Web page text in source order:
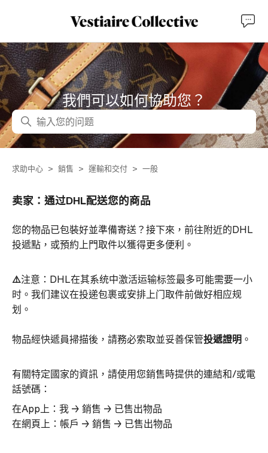
我們可以如何協助您？
搜尋
求助中心 銷售 運輸和交付 一般
卖家：通过DHL配送您的商品
您的物品已包裝好並準備寄送？接下來，前往附近的DHL
投遞點，或預約上門取件以獲得更多便利。
⚠️注意：DHL在其系统中激活运输标签最多可能需要一小
时。我们建议在投递包裹或安排上门取件前做好相应规
划。
物品經快遞員掃描後，請務必索取並妥善保管投遞證明 。
有關特定國家的資訊，請使用您銷售時提供的連結和/或電
話號碼：
在App上：我 → 銷售 → 已售出物品
在網頁上：帳戶 → 銷售 → 已售出物品